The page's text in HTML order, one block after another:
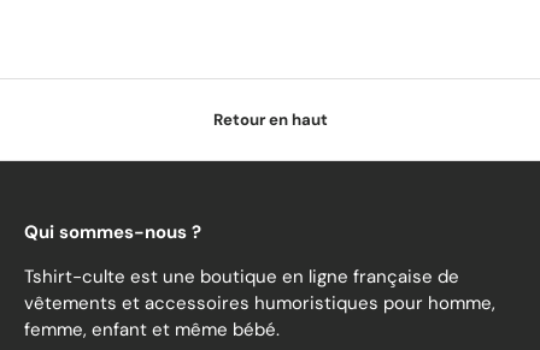
Retour en haut
Qui sommes-nous ?
Tshirt-culte est une boutique en ligne française de
vêtements et accessoires humoristiques pour homme,
femme, enfant et même bébé.